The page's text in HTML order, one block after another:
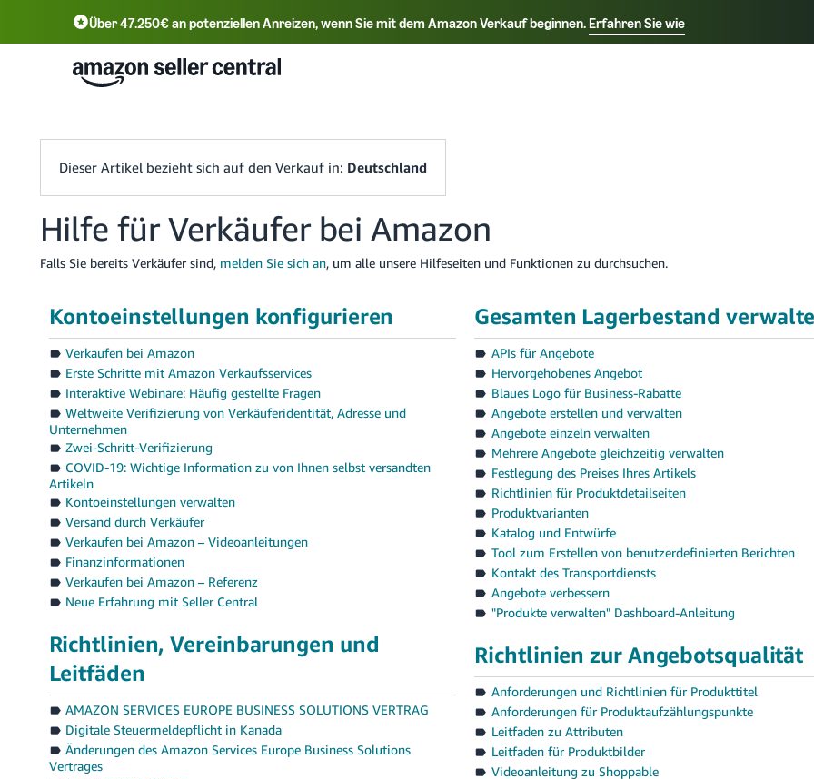
Über 47.250€ an potenziellen Anreizen, wenn Sie mit dem Amazon Verkauf beginnen.Erfahren Sie wie
Select your preferred language
中文 - CN English - DE
Dieser Artikel bezieht sich auf den Verkauf in: Deutschland
Hilfe für Verkäufer bei Amazon
Falls Sie bereits Verkäufer sind, melden Sie sich an, um alle unsere Hilfeseiten und Funktionen zu durchsuchen.
Kontoeinstellungen konfigurieren
Verkaufen bei Amazon
Erste Schritte mit Amazon Verkaufsservices
Interaktive Webinare: Häufig gestellte Fragen
Weltweite Verifizierung von Verkäuferidentität, Adresse und
Unternehmen
Zwei-Schritt-Verifizierung
COVID-19: Wichtige Information zu von Ihnen selbst versandten
Artikeln
Kontoeinstellungen verwalten
Versand durch Verkäufer
Verkaufen bei Amazon – Videoanleitungen
Finanzinformationen
Verkaufen bei Amazon – Referenz
Neue Erfahrung mit Seller Central
Richtlinien, Vereinbarungen und
Leitfäden
AMAZON SERVICES EUROPE BUSINESS SOLUTIONS VERTRAG
Digitale Steuermeldepflicht in Kanada
Änderungen des Amazon Services Europe Business Solutions
Vertrages
Gesamten Lagerbestand
APIs für Angebote
Hervorgehobenes Angebot
Blaues Logo für Business-Rabatte
Angebote erstellen und verwalten
Angebote einzeln verwalten
Mehrere Angebote gleichzeitig verwalten
Festlegung des Preises Ihres Artikels
Richtlinien für Produktdetailseiten
Produktvarianten
Katalog und Entwürfe
Tool zum Erstellen von benutzerdefinierten Berichten
Kontakt des Transportdiensts
Angebote verbessern
"Produkte verwalten" Dashboard-Anleitung
Richtlinien zur Angebotsqualität
Anforderungen und Richtlinien für Produkttitel
Anforderungen für Produktaufzählungspunkte
Leitfaden zu Attributen
Leitfaden für Produktbilder
Videoanleitung zu Shoppable